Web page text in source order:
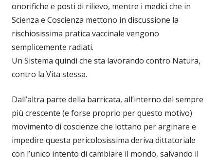
onorifiche e posti di rilievo, mentre i medici che in
Scienza e Coscienza mettono in discussione la
rischiosissima pratica vaccinale vengono
semplicemente radiati.
Un Sistema quindi che sta lavorando contro Natura,
contro la Vita stessa.
Dall’altra parte della barricata, all’interno del sempre
più crescente (e forse proprio per questo motivo)
movimento di coscienze che lottano per arginare e
impedire questa pericolosissima deriva dittatoriale
con l’unico intento di cambiare il mondo, salvando il